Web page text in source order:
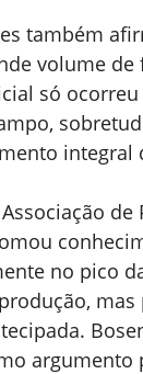
também
volume
só
integral
no pico
argumento